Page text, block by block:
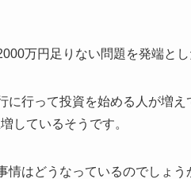
万円足りない問題を発端と
に行って投資を始める人が増
しているそうです。
情はどうなっているのでしょう